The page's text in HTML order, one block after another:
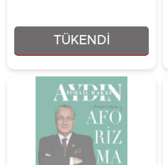
TÜKENDI
₺70,00